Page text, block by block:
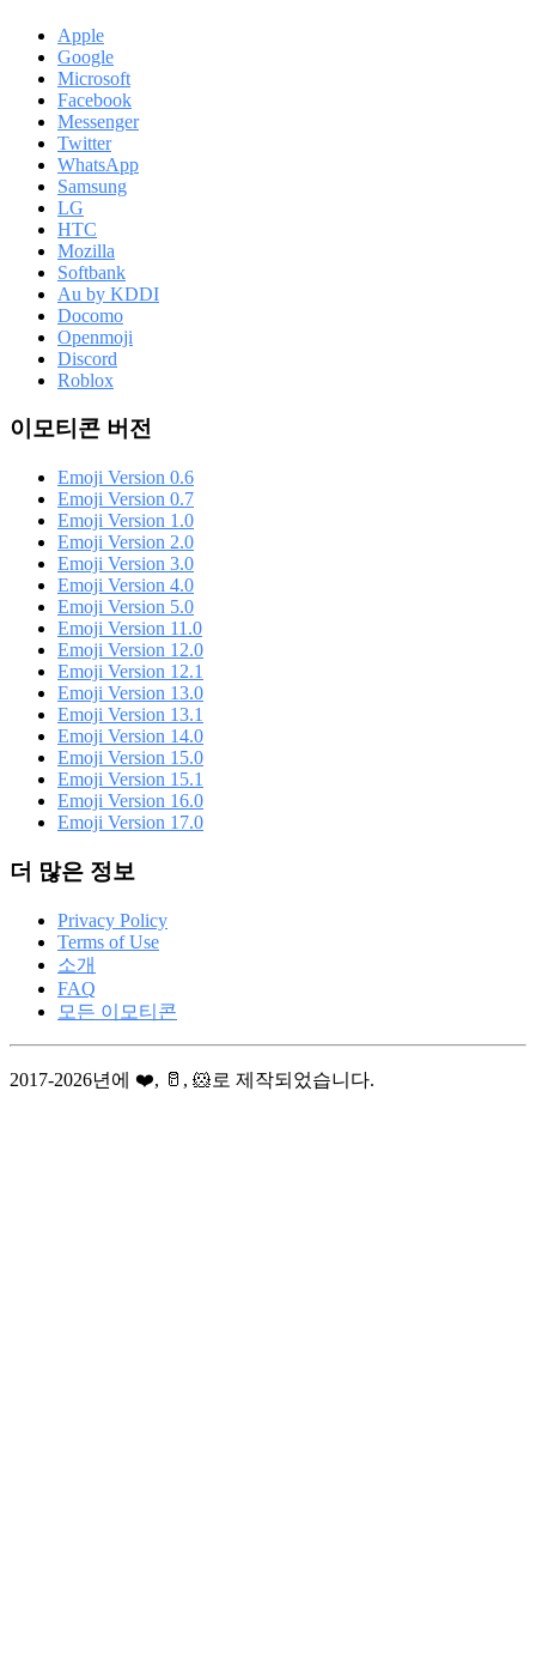
Apple
Google
Microsoft
Facebook
Messenger
Twitter
WhatsApp
Samsung
LG
HTC
Mozilla
Softbank
Au by KDDI
Docomo
Openmoji
Discord
Roblox
이모티콘 버전
Emoji Version 0.6
Emoji Version 0.7
Emoji Version 1.0
Emoji Version 2.0
Emoji Version 3.0
Emoji Version 4.0
Emoji Version 5.0
Emoji Version 11.0
Emoji Version 12.0
Emoji Version 12.1
Emoji Version 13.0
Emoji Version 13.1
Emoji Version 14.0
Emoji Version 15.0
Emoji Version 15.1
Emoji Version 16.0
Emoji Version 17.0
더 많은 정보
Privacy Policy
Terms of Use
소개
FAQ
모든 이모티콘
2017-2026년에 ❤️, 🥛, 🐹로 제작되었습니다.